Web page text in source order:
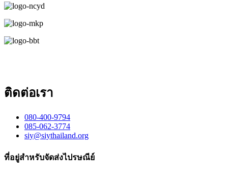
ติดต่อเรา
080-400-9794
085-062-3774
siy@siythailand.org
ที่อยู่สำหรับจัดส่งไปรษณีย์